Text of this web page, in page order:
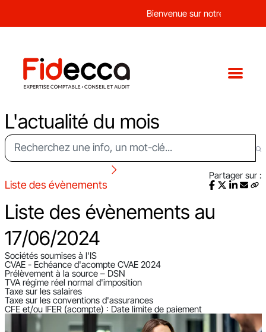
Bienvenue sur notre nouveau
L'actualité du mois
Liste des évènements
Partager sur :
Liste des évènements au
17/06/2024
Sociétés soumises à l'IS
CVAE - Echéance d'acompte CVAE 2024
Prélèvement à la source – DSN
TVA régime réel normal d'imposition
Taxe sur les salaires
Taxe sur les conventions d'assurances
CFE et/ou IFER (acompte) : Date limite de paiement